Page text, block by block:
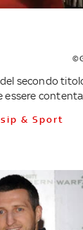
secondo
essere contenta
& Sport